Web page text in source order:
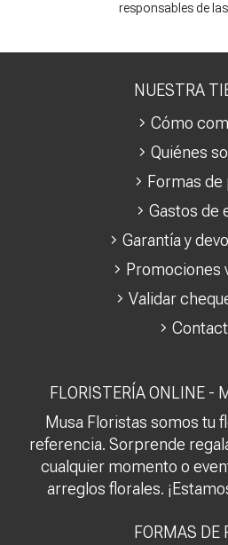
responsables de
FLORISTERÍA ONLINE -
Musa Floristas somos tu
referencia. Sorprende
cualquier momento o
arreglos florales.
FORMAS DE
NUESTRA
Cómo
Quiénes
Formas de
Gastos de
Garantía y
Promociones
Validar